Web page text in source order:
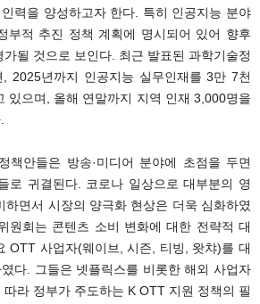
력을 양성하고자 한다. 특히 인공지능 분야
부적 추진 정책 계획에 명시되어 있어 향후
될 것으로 보인다. 최근 발표된 과학기술정
, 2025년까지 인공지능 실무인재를 3만 7천
있으며, 올해 연말까지 지역 인재 3,000명을
책안들은 방송·미디어 분야에 초점을 두면
로 귀결된다. 코로나 일상으로 대부분의 영
면서 시장의 양극화 현상은 더욱 심화하였
원회는 콘텐츠 소비 변화에 대한 전략적 대
OTT 사업자(웨이브, 시즌, 티빙, 왓챠)를 대
다. 그들은 넷플릭스를 비롯한 해외 사업자
라 정부가 주도하는 K OTT 지원 정책의 필